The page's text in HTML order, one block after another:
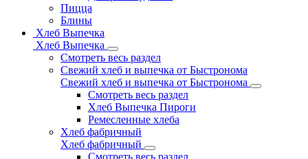
Пицца
Блины
Хлеб Выпечка
Хлеб Выпечка
Смотреть весь раздел
Свежий хлеб и выпечка от Быстронома
Свежий хлеб и выпечка от Быстронома
Смотреть весь раздел
Хлеб Выпечка Пироги
Ремесленные хлеба
Хлеб фабричный
Хлеб фабричный
Смотреть весь раздел